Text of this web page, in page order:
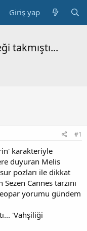
Giriş yap
takmıştı...
#1
karakteriyle
duyuran Melis
pozları ile dikkat
Cannes tarzını
yorumu gündem
'Vahşiliği